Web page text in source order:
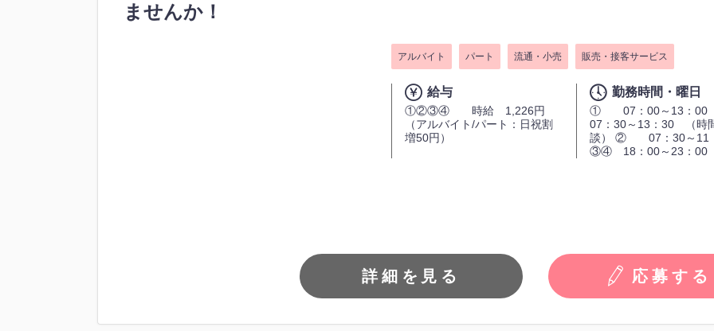
ませんか！
アルバイト パート 流通・小売 販売・接客サービス
給与
①②③④ 時給 1,226円
（アルバイト/パート：日祝割
増50円）
勤務時間・曜日
① 07：00～13：
07：30～13：30 （時
談） ② 07：30～11
③④ 18：00～23：00
詳細を見る 応募する